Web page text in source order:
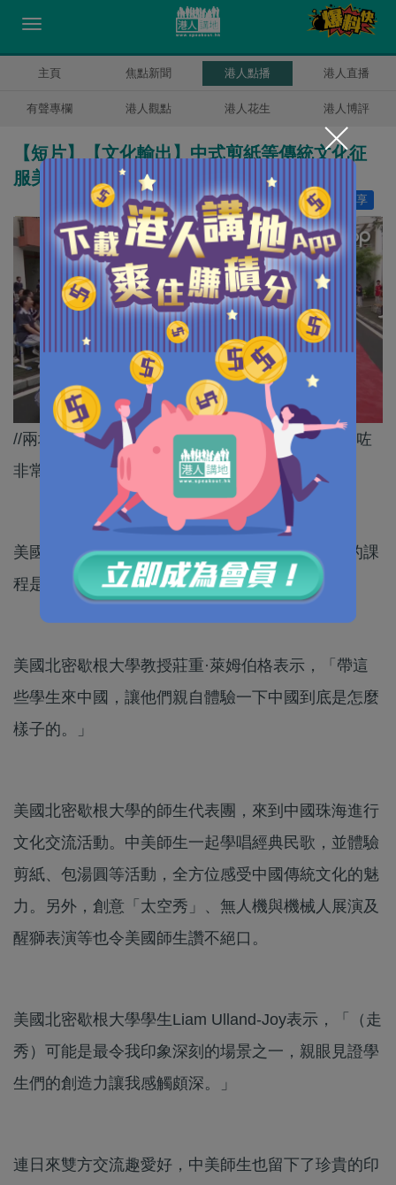
主頁 焦點新聞 港人點播 港人直播
有聲專欄 港人觀點 港人花生 港人博評
【短片】【文化輸出】中式剪紙等傳統文化征
服美國學生
分享
讚好 9
//兩地學生除咗交流文化，有中國學生形容仲收穫咗
非常珍貴嘅友誼。 //
美國北密歇根大學學生高可力表示，「我最喜歡的課
程是剪紙，在美國我們沒有，特別有意思。」
美國北密歇根大學教授莊重·萊姆伯格表示，「帶這
些學生來中國，讓他們親自體驗一下中國到底是怎麼
樣子的。」
美國北密歇根大學的師生代表團，來到中國珠海進行
文化交流活動。中美師生一起學唱經典民歌，並體驗
剪紙、包湯圓等活動，全方位感受中國傳統文化的魅
力。另外，創意「太空秀」、無人機與機械人展演及
醒獅表演等也令美國師生讚不絕口。
美國北密歇根大學學生Liam Ulland-Joy表示，「（走
秀）可能是最令我印象深刻的場景之一，親眼見證學
生們的創造力讓我感觸頗深。」
連日來雙方交流趣愛好，中美師生也留下了珍貴的印